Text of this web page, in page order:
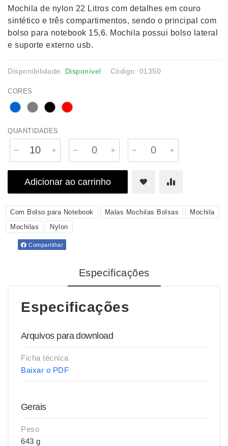
Mochila de nylon 22 Litros com detalhes em couro
sintético e três compartimentos, sendo o principal com
bolso para notebook 15,6. Mochila possui bolso lateral
e suporte externo usb.
Disponibilidade: Disponível Código: 01350
CORES
QUANTIDADES
Adicionar ao carrinho
Com Bolso para Notebook Malas Mochilas Bolsas
Mochila
Mochilas
Nylon
Compartilhar
Especificações
Especificações
Arquivos para download
Ficha técnica
Baixar o PDF
Gerais
Peso
643 g